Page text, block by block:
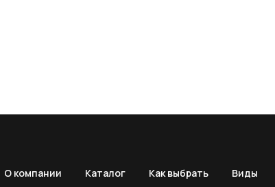
О компании Каталог Как выбрать Виды